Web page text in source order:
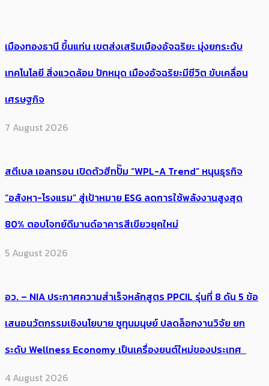
เมืองทองธานี ขึ้นแท่น เขตส่งเสริมเมืองอัจฉริยะ มุ่งยกระดับ
เทคโนโลยี สิ่งแวดล้อม ปักหมุด เมืองอัจฉริยะมีชีวิต ขับเคลื่อน
เศรษฐกิจ
7 August 2026
สตีเบล เอลทรอน เปิดตัวฮีทปั๊ม “WPL-A Trend” หนุนธุรกิจ
“อสังหา-โรงแรม” สู่เป้าหมาย ESG ลดการใช้พลังงานสูงสุด
80% ตอบโจทย์ดีมานด์อาคารสีเขียวยุคใหม่
5 August 2026
อว. – NIA ประกาศความสำเร็จหลักสูตร PPCIL รุ่นที่ 8 ดัน 5 ข้อ
เสนอนวัตกรรมเชิงนโยบาย ชูทุนมนุษย์ ปลดล็อกงานวิจัย ยก
ระดับ Wellness Economy เป็นเครื่องยนต์ใหม่ของประเทศ
4 August 2026